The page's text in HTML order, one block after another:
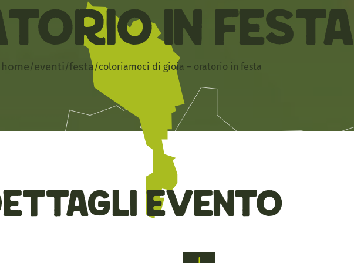
in Festa
home/eventi/festa/coloriamoci di gioia – oratorio in festa
evento